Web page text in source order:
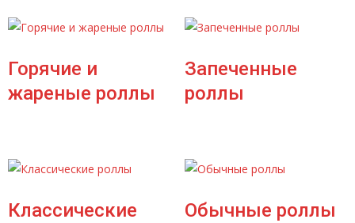
Горячие и
жареные роллы
Запеченные
роллы
Классические
Обычные роллы